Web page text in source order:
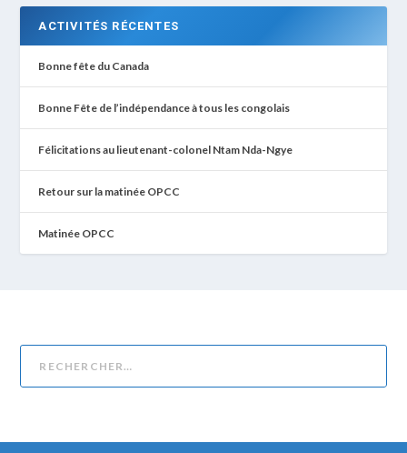
ACTIVITÉS RÉCENTES
Bonne fête du Canada
Bonne Fête de l’indépendance à tous les congolais
Félicitations au lieutenant-colonel Ntam Nda-Ngye
Retour sur la matinée OPCC
Matinée OPCC